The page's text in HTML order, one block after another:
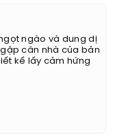
ngào và dung dị
căn nhà của bản
kế lấy cảm hứng